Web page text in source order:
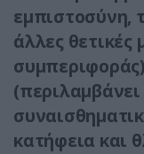
εμπιστοσύνη,
άλλες θετικές
κατήφεια και